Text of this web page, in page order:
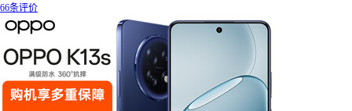
66条评价